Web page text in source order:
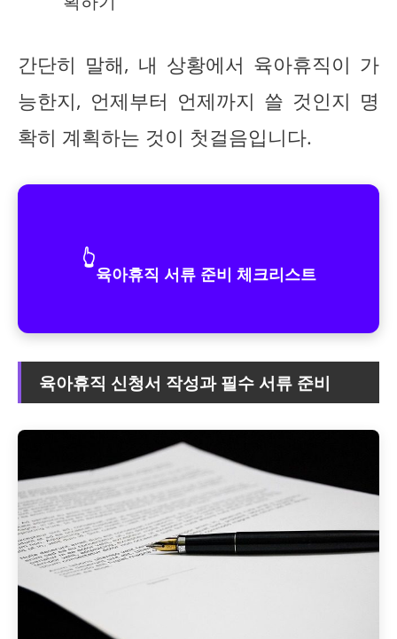
간단히 말해, 내 상황에서 육아휴직이 가
능한지, 언제부터 언제까지 쓸 것인지 명
확히 계획하는 것이 첫걸음입니다.
👆
육아휴직 서류 준비 체크리스트
육아휴직 신청서 작성과 필수 서류 준비